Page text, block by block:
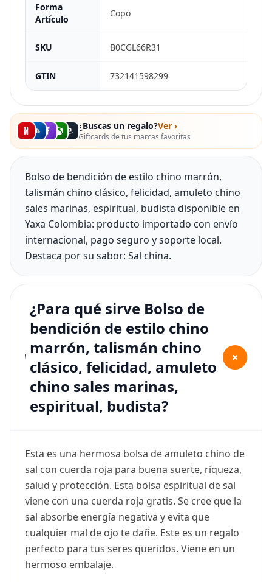
Forma
Artículo
Copo
SKU B0CGL66R31
GTIN 732141598299
¿Buscas un regalo?Ver ›
Giftcards de tus marcas favoritas
Bolso de bendición de estilo chino marrón,
talismán chino clásico, felicidad, amuleto chino
sales marinas, espiritual, budista disponible en
Yaxa Colombia: producto importado con envío
internacional, pago seguro y soporte local.
Destaca por su sabor: Sal china.
¿Para qué sirve Bolso de
bendición de estilo chino
marrón, talismán chino
clásico, felicidad, amuleto
chino sales marinas,
espiritual, budista?
+
Esta es una hermosa bolsa de amuleto chino de
sal con cuerda roja para buena suerte, riqueza,
salud y protección. Esta bolsa espiritual de sal
viene con una cuerda roja gratis. Se cree que la
sal absorbe energía negativa y evita que
cualquier mal de ojo te dañe. Este es un regalo
perfecto para tus seres queridos. Viene en un
hermoso embalaje.